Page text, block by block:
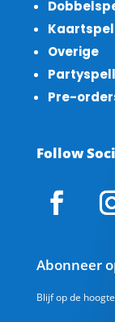
Overige
Pre-
Follow
Abonneer
Blijf op de